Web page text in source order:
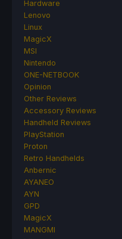
Hardware
Lenovo
Linux
MagicX
MSI
Nintendo
ONE-NETBOOK
Opinion
Other Reviews
Accessory Reviews
Handheld Reviews
PlayStation
Proton
Retro Handhelds
Anbernic
AYANEO
AYN
GPD
MagicX
MANGMI